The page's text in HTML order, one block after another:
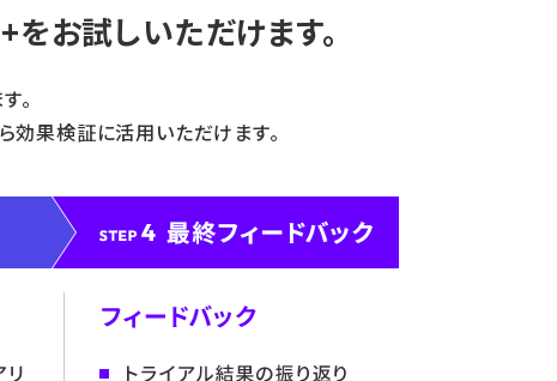
お試しいただけます。
。
効果検証に活用いただけます。